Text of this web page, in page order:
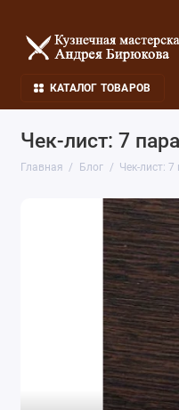
КАТАЛОГ ТОВАРОВ
Чек-лист: 7
Главная Блог Чек-лист: